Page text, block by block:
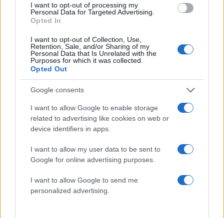
I want to opt-out of processing my
Personal Data for Targeted Advertising.
Opted In
I want to opt-out of Collection, Use,
Retention, Sale, and/or Sharing of my
Personal Data that Is Unrelated with the
Purposes for which it was collected.
Opted Out
Google consents
I want to allow Google to enable storage
related to advertising like cookies on web or
device identifiers in apps.
I want to allow my user data to be sent to
Google for online advertising purposes.
I want to allow Google to send me
personalized advertising.
της Kim Kardashian!
19.03.2018 Νατασα Μπερεκου
Τι είπε ο προσωπικός makeup artist της
Kim Kardashian για τα καλλυντικά της
Kylie Jenner!
22.12.2017 Νατασα Μπερεκου
Ο προσωπικός makeup artist της Kim
Kardashian δίνει 10.000 δολάρια σε
καλλυντικά του!
28.11.2017
Beauty
Ο makeup artist της Kim Kardashian